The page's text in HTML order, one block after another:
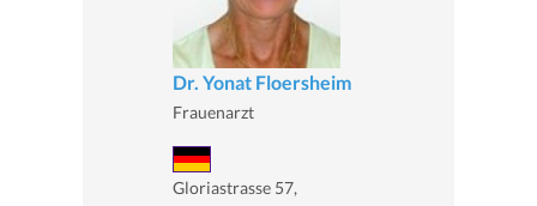
Dr. Yonat Floersheim
Frauenarzt
Gloriastrasse 57,